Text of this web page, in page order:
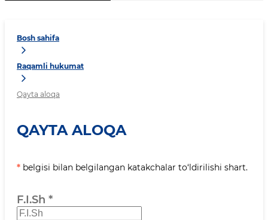
Bosh sahifa
Raqamli hukumat
Qayta aloqa
QAYTA ALOQA
* belgisi bilan belgilangan katakchalar to‘ldirilishi shart.
F.I.Sh *